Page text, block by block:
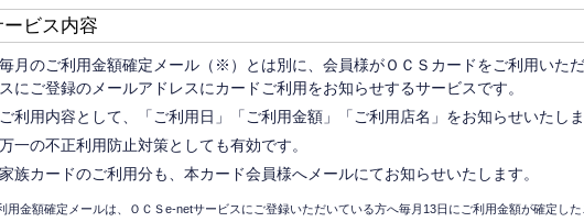
ービス内容
毎月のご利用金額確定メール（※）とは別に、会員様がＯＣＳカードをご利用いた
スにご登録のメールアドレスにカードご利用をお知らせするサービスです。
ご利用内容として、「ご利用日」「ご利用金額」「ご利用店名」をお知らせいたしま
万一の不正利用防止対策としても有効です。
家族カードのご利用分も、本カード会員様へメールにてお知らせいたします。
金額確定メールは、ＯＣＳe-netサービスにご登録いただいている方へ毎月13日にご利用金額が確定した